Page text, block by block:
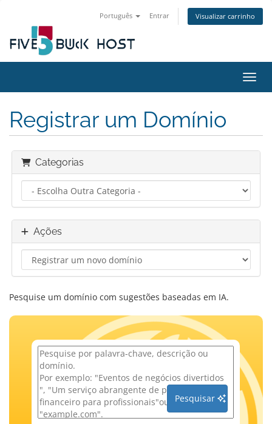
Português Entrar Visualizar carrinho
Registrar um Domínio
Categorias
Ações
Pesquise um domínio com sugestões baseadas em IA.
Pesquisar